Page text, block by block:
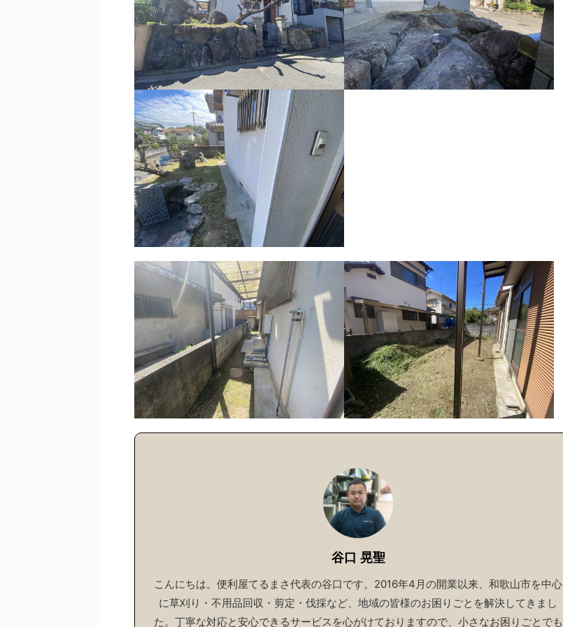
谷口 晃聖
こんにちは。便利屋てるまさ代表の谷口です。2016年4月の開業以来、和歌山市を中心
に草刈り・不用品回収・剪定・伐採など、地域の皆様のお困りごとを解決してきまし
た。丁寧な対応と安心できるサービスを心がけておりますので、小さなお困りごとでも